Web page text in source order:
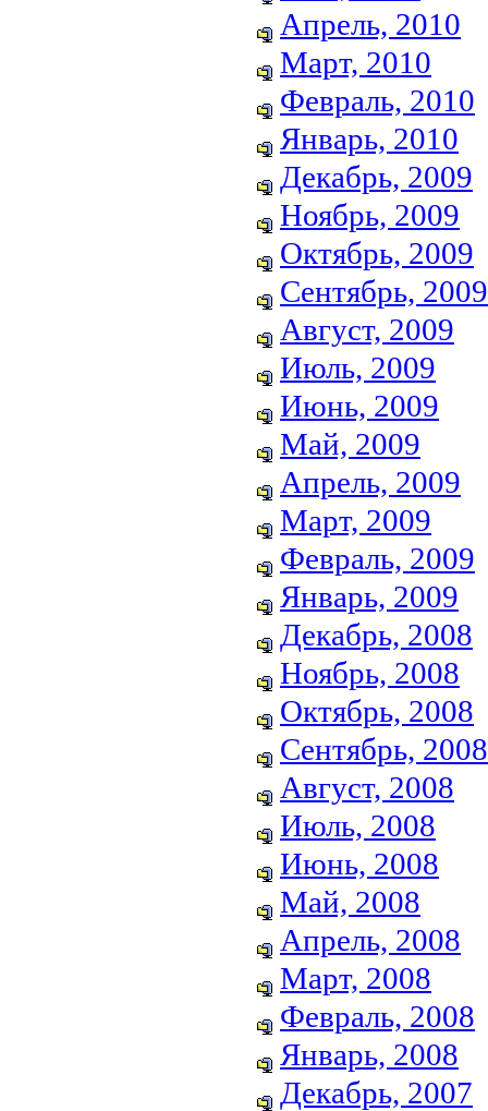
Апрель, 2010
Март, 2010
Февраль, 2010
Январь, 2010
Декабрь, 2009
Ноябрь, 2009
Октябрь, 2009
Сентябрь, 2009
Август, 2009
Июль, 2009
Июнь, 2009
Май, 2009
Апрель, 2009
Март, 2009
Февраль, 2009
Январь, 2009
Декабрь, 2008
Ноябрь, 2008
Октябрь, 2008
Сентябрь, 2008
Август, 2008
Июль, 2008
Июнь, 2008
Май, 2008
Апрель, 2008
Март, 2008
Февраль, 2008
Январь, 2008
Декабрь, 2007